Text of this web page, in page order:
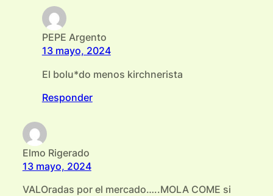
PEPE Argento
13 mayo, 2024
El bolu*do menos kirchnerista
Responder
Elmo Rigerado
13 mayo, 2024
VALOradas por el mercado…..MOLA COME si